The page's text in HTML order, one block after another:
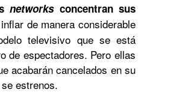
networksconcentran sus
de manera considerable
televisivo que se está
de espectadores. Pero ellas
acabarán cancelados en su
estrenos.